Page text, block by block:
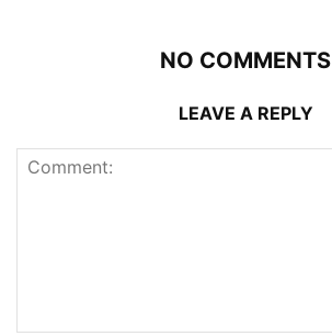
NO COMMENTS
LEAVE A REPLY